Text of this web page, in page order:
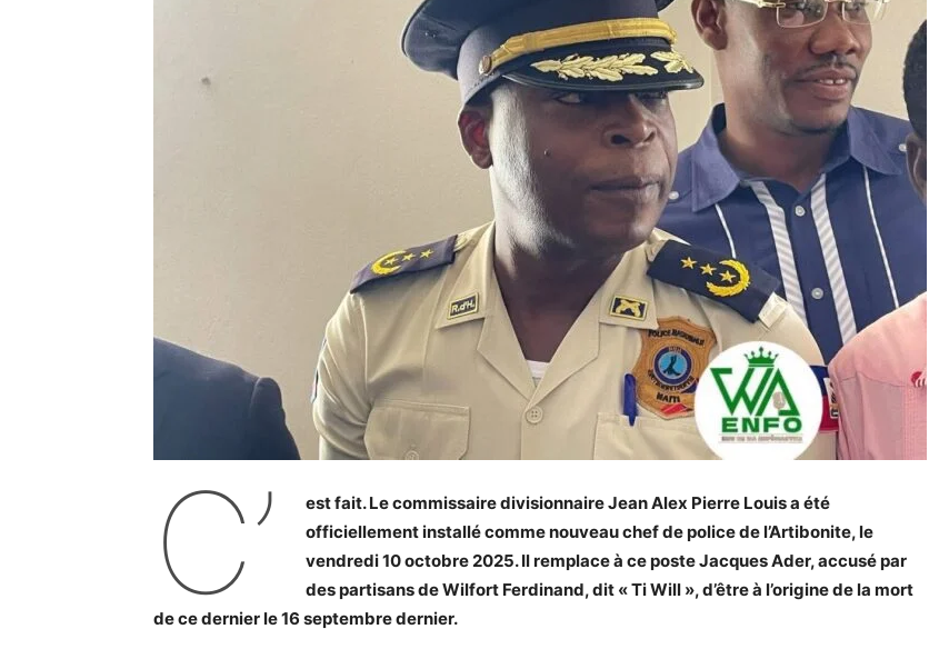
C’
est fait. Le commissaire divisionnaire Jean Alex Pierre Louis a été
officiellement installé comme nouveau chef de police de l’Artibonite, le
vendredi 10 octobre 2025. Il remplace à ce poste Jacques Ader, accusé par
des partisans de Wilfort Ferdinand, dit « Ti Will », d’être à l’origine de la mort
de ce dernier le 16 septembre dernier.